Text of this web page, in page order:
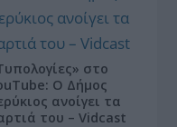
στο
Ο Δήμος
ανοίγει τα
του – Vidcast